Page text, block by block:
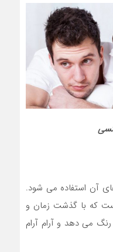
آن استفاده می شود.
که با گذشت زمان و
می دهد و آرام آرام